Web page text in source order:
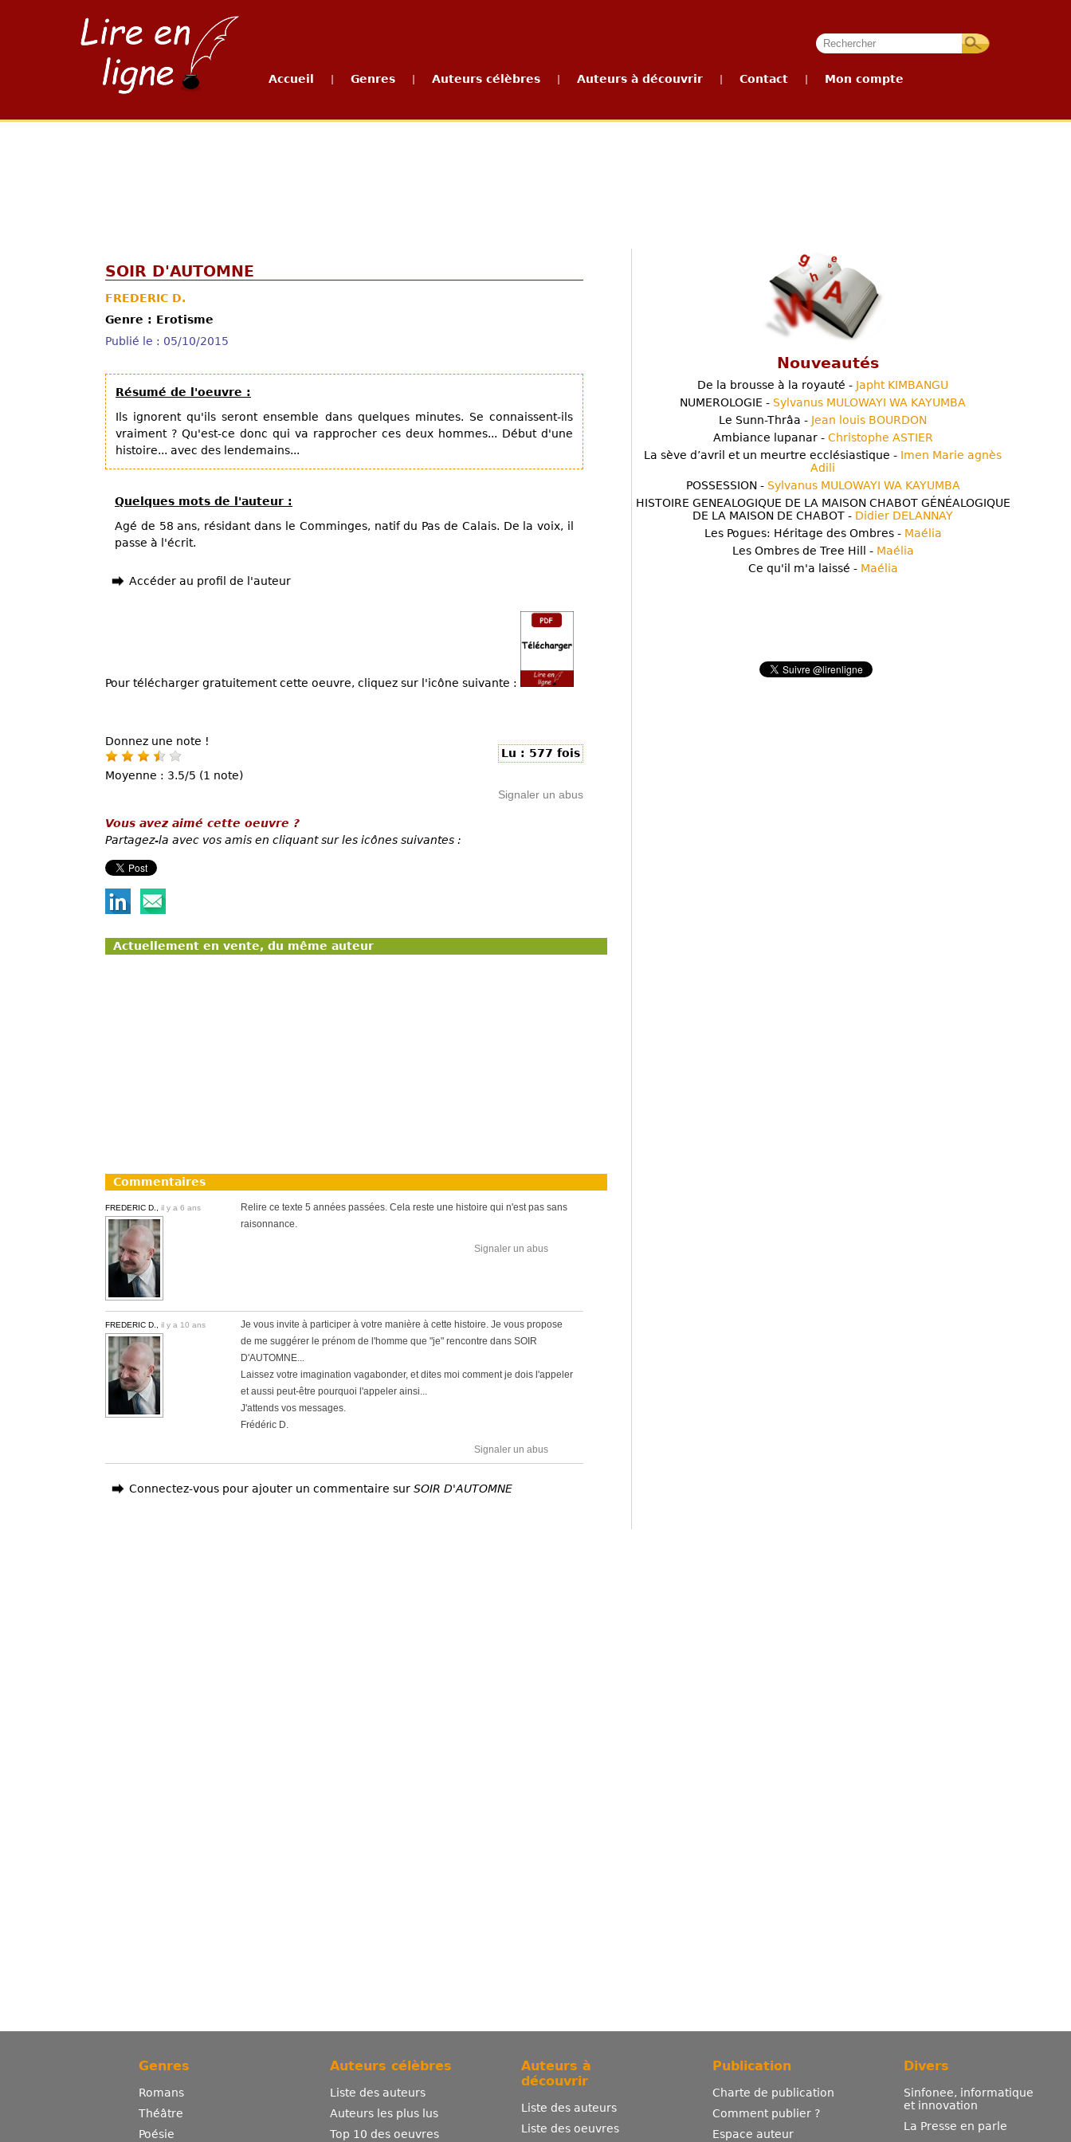
Accueil Genres Auteurs célèbres Auteurs à découvrir Contact Mon compte
SOIR D'AUTOMNE
FREDERIC D.
Genre : Erotisme
Publié le : 05/10/2015
Résumé de l'oeuvre :
Ils ignorent qu'ils seront ensemble dans quelques minutes. Se connaissent-ils
vraiment ? Qu'est-ce donc qui va rapprocher ces deux hommes... Début d'une
histoire... avec des lendemains...
Quelques mots de l'auteur :
Agé de 58 ans, résidant dans le Comminges, natif du Pas de Calais. De la voix, il
passe à l'écrit.
Accéder au profil de l'auteur
Pour télécharger gratuitement cette oeuvre, cliquez sur l'icône suivante :
Donnez une note !
Moyenne : 3.5/5 (1 note)
Lu : 577 fois
Signaler un abus
Vous avez aimé cette oeuvre ?
Partagez-la avec vos amis en cliquant sur les icônes suivantes :
Actuellement en vente, du même auteur
Commentaires
FREDERIC D., il y a 6 ans
Relire ce texte 5 années passées. Cela reste une histoire qui n'est pas sans
raisonnance.
Signaler un abus
FREDERIC D., il y a 10 ans
Je vous invite à participer à votre manière à cette histoire. Je vous propose
de me suggérer le prénom de l'homme que "je" rencontre dans SOIR
D'AUTOMNE...
Laissez votre imagination vagabonder, et dites moi comment je dois l'appeler
et aussi peut-être pourquoi l'appeler ainsi...
J'attends vos messages.
Frédéric D.
Signaler un abus
Connectez-vous pour ajouter un commentaire sur SOIR D'AUTOMNE
Nouveautés
De la brousse à la royauté - Japht KIMBANGU
NUMEROLOGIE - Sylvanus MULOWAYI WA KAYUMBA
Le Sunn-Thrâa - Jean louis BOURDON
Ambiance lupanar - Christophe ASTIER
La sève d’avril et un meurtre ecclésiastique - Imen Marie agnès
Adili
POSSESSION - Sylvanus MULOWAYI WA KAYUMBA
HISTOIRE GENEALOGIQUE DE LA MAISON CHABOT GÉNÉALOGIQUE
DE LA MAISON DE CHABOT - Didier DELANNAY
Les Pogues: Héritage des Ombres - Maélia
Les Ombres de Tree Hill - Maélia
Ce qu'il m'a laissé - Maélia
Genres
Romans
Théâtre
Poésie
Auteurs célèbres
Liste des auteurs
Auteurs les plus lus
Top 10 des oeuvres
Auteurs à
découvrir
Liste des auteurs
Liste des oeuvres
Publication
Charte de publication
Comment publier ?
Espace auteur
Divers
Sinfonee, informatique
et innovation
La Presse en parle